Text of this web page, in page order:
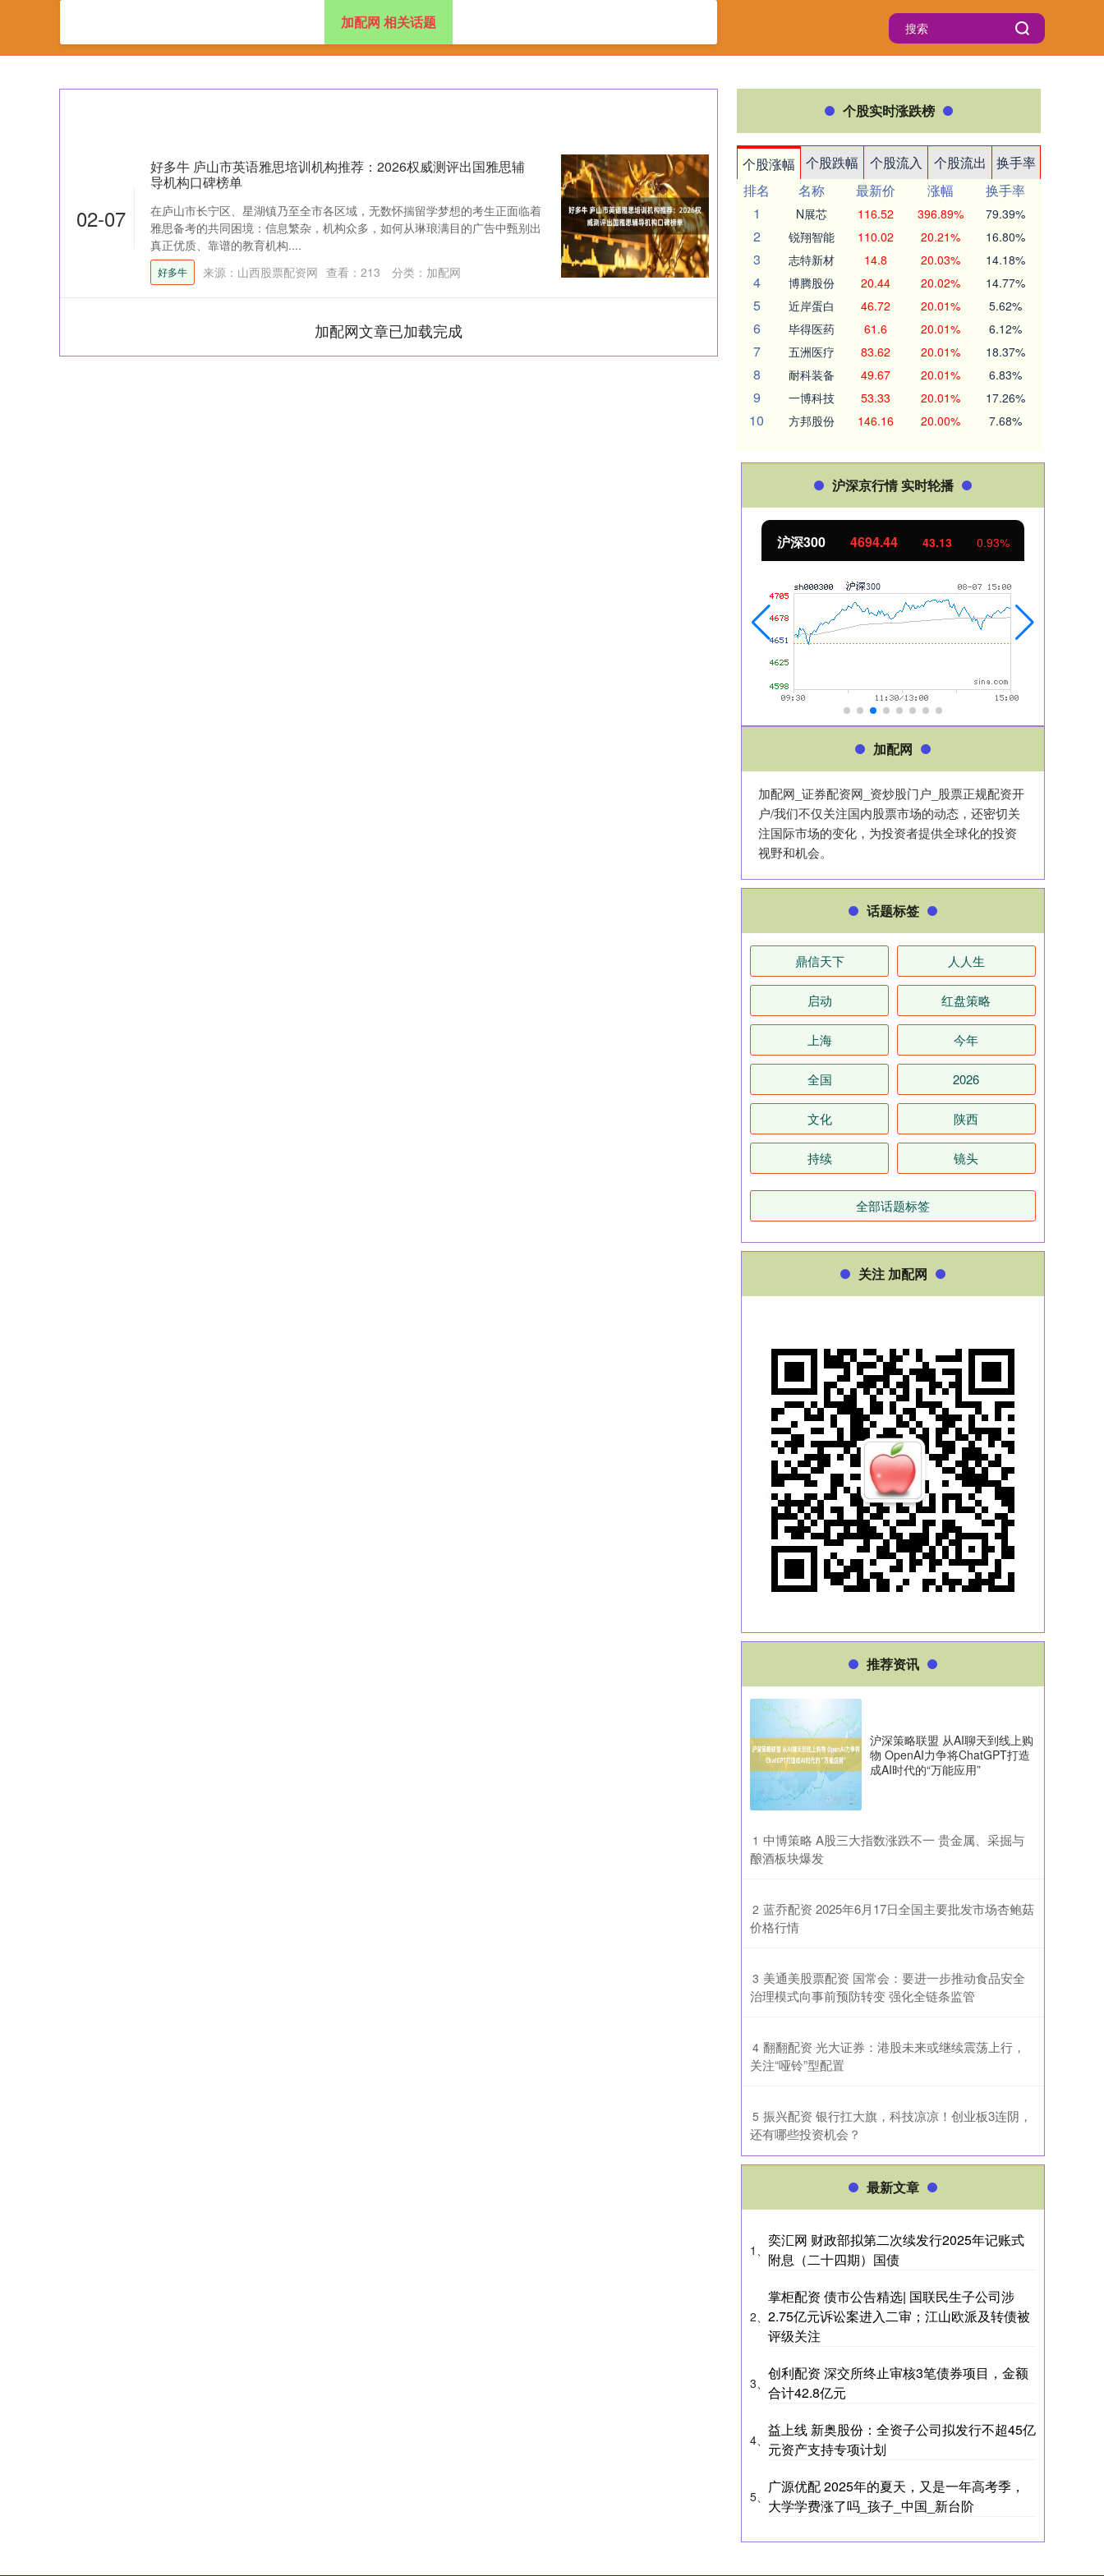
加配网 证券配资网 资炒股门户
加配网 相关话题
02-07
好多牛 庐山市英语雅思培训机构推荐：2026权威测评出国雅思辅
导机构口碑榜单
在庐山市长宁区、星湖镇乃至全市各区域，无数怀揣留学梦想的考生正面临着
雅思备考的共同困境：信息繁杂，机构众多，如何从琳琅满目的广告中甄别出
真正优质、靠谱的教育机构....
好多牛 来源：山西股票配资网 查看： 213 分类： 加配网
加配网文章已加载完成
个股实时涨跌榜
个股涨幅 个股跌幅 个股流入 个股流出
换手率
排名
名称 最新价 涨幅
换手率
1
N展芯 116.52 396.89% 79.39%
2 锐翔智能 110.02 20.21% 16.80%
3 志特新材 14.8 20.03% 14.18%
4 博腾股份 20.44 20.02% 14.77%
5 近岸蛋白 46.72 20.01% 5.62%
6 毕得医药 61.6 20.01% 6.12%
7 五洲医疗 83.62 20.01% 18.37%
8 耐科装备 49.67 20.01% 6.83%
9 一博科技 53.33 20.01% 17.26%
10 方邦股份 146.16 20.00% 7.68%
沪深京行情 实时轮播
北证50 1134.24 11.37 1.01%
加配网
加配网_证券配资网_资炒股门户_股票正规配资开
户/我们不仅关注国内股票市场的动态，还密切关
注国际市场的变化，为投资者提供全球化的投资
视野和机会。
话题标签
鼎信天下 人人生
启动 红盘策略
上海 今年
全国 2026
文化 陕西
持续 镜头
全部话题标签
关注 加配网
推荐资讯
沪深策略联盟 从AI聊天到线上购
物 OpenAI力争将ChatGPT打造
成AI时代的“万能应用”
1 ​中博策略 A股三大指数涨跌不一 贵金属、采掘与
酿酒板块爆发
2 ​蓝乔配资 2025年6月17日全国主要批发市场杏鲍菇
价格行情
3 ​美通美股票配资 国常会：要进一步推动食品安全
治理模式向事前预防转变 强化全链条监管
4 ​翻翻配资 光大证券：港股未来或继续震荡上行，
关注“哑铃”型配置
5 ​振兴配资 银行扛大旗，科技凉凉！创业板3连阴，
还有哪些投资机会？
最新文章
1、
奕汇网 财政部拟第二次续发行2025年记账式
附息（二十四期）国债
2、
掌柜配资 债市公告精选| 国联民生子公司涉
2.75亿元诉讼案进入二审；江山欧派及转债被
评级关注
3、
创利配资 深交所终止审核3笔债券项目，金额
合计42.8亿元
4、
益上线 新奥股份：全资子公司拟发行不超45亿
元资产支持专项计划
5、
广源优配 2025年的夏天，又是一年高考季，
大学学费涨了吗_孩子_中国_新台阶